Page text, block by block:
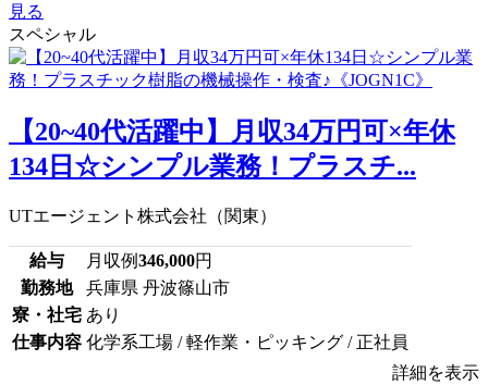
見る
スペシャル
【20~40代活躍中】月収34万円可×年休
134日☆シンプル業務！プラスチ...
UTエージェント株式会社（関東）
給与 月収例346,000円
勤務地
兵庫県 丹波篠山市
寮・社宅 あり
仕事内容 化学系工場 / 軽作業・ピッキング / 正社員
詳細を表示